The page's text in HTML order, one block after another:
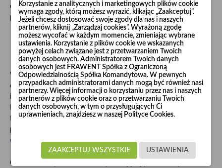
ocynkowaćgalwanicznie. Oprócz tego istnieje również możliwość
pomalowania ich farbą.
Do czego można wykorzystywać
rury wzmacniane?
Wśród instalacji, które wymagają zastosowania szczególnie
odpornych elementów, możemy wymienić między innymi
instalacje kanalizacyjne, drenarskie i centralnego ogrzewania
Dzieje się tak, ponieważ są narażone na działanie skrajnych
temperatur oraz działanie szkodliwych substancji. Z tego samego
powodu do ich łączenia muszą być wykorzystywane
ocynkowane.
Omawiane rury wzmocnione wyróżniają się przede wszystkim
Korzystanie z analitycznych i marketingowych plików cookie
wymaga zgody, którą możesz wyrazić, klikając „Zaakceptuj”.
Jeżeli chcesz dostosować swoje zgody dla nas i naszych
partnerów, kliknij „Zarządzaj cookies”. Wyrażoną zgodę
możesz wycofać w każdym momencie, zmieniając wybrane
ustawienia. Korzystanie z plików cookie we wskazanych
powyżej celach związane jest z przetwarzaniem Twoich
danych osobowych. Administratorem Twoich danych
osobowych jest FRAWENT Spółka z Ograniczoną
Odpowiedzialnością Spółka Komandytowa. W pewnych
przypadkach administratorami danych mogą być również nasi
partnerzy. Więcej informacji o korzystaniu przez nas i naszych
partnerów z plików cookie oraz o przetwarzaniu Twoich
danych osobowych, w tym o przysługujących Ci
uprawnieniach, znajdziesz w naszej Polityce Cookies.
USTAWIENIA
ZAAKCEPTUJ WSZYSTKIE